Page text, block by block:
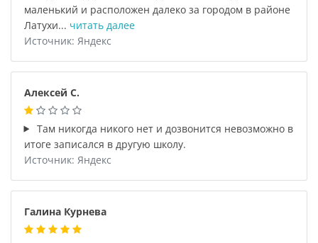
маленький и расположен далеко за городом в районе
Латухи... читать далее
Источник: Яндекс
Алексей С.
Там никогда никого нет и дозвонится невозможно в
итоге записался в другую школу.
Источник: Яндекс
Галина Курнева